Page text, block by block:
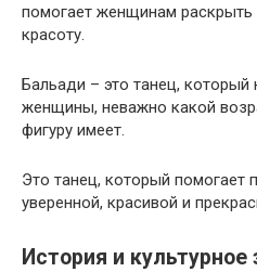
помогает женщинам
красоту.
Бальади – это танец, который
женщины, неважно какой
фигуру имеет.
Это танец, который помогает
уверенной, красивой и
История и культурное